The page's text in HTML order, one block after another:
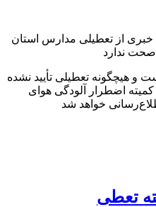
خبری از تعطیلی مدارس استان
صحت ندارد
و هیچگونه تعطیلی تأیید نشده
اضطرار آلودگی هوای
خواهد شد
تعطی